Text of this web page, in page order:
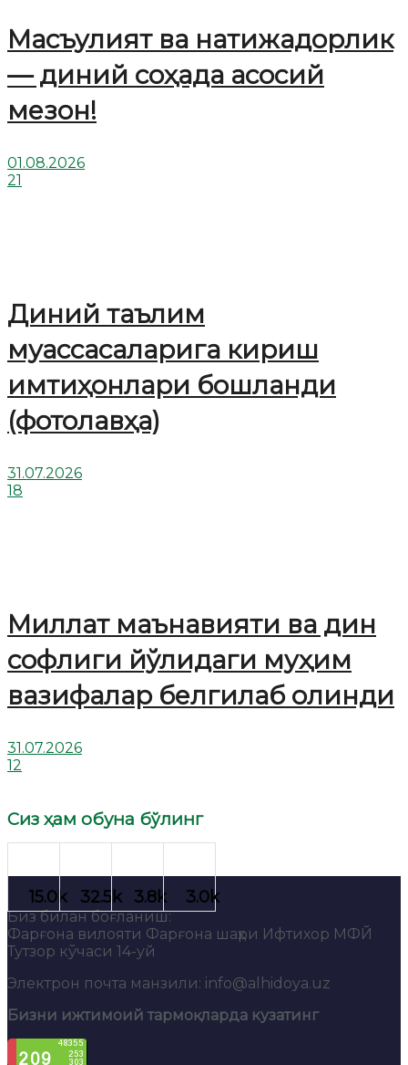
Масъулият ва натижадорлик
— диний соҳада асосий
мезон!
01.08.2026
21
Диний таълим
муассасаларига кириш
имтиҳонлари бошланди
(фотолавҳа)
31.07.2026
18
Миллат маънавияти ва дин
софлиги йўлидаги муҳим
вазифалар белгилаб олинди
31.07.2026
12
Сиз ҳам обуна бўлинг
Биз билан боғланиш:
Фарғона вилояти Фарғона шаҳри Ифтихор МФЙ
Тутзор кўчаси 14-уй
Электрон почта манзили: info@alhidoya.uz
Бизни ижтимоий тармоқларда кузатинг